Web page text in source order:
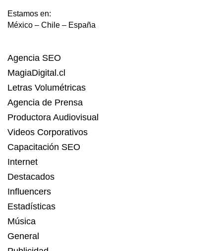
Estamos en:
México – Chile – España
Agencia SEO
MagiaDigital.cl
Letras Volumétricas
Agencia de Prensa
Productora Audiovisual
Videos Corporativos
Capacitación SEO
Internet
Destacados
Influencers
Estadísticas
Música
General